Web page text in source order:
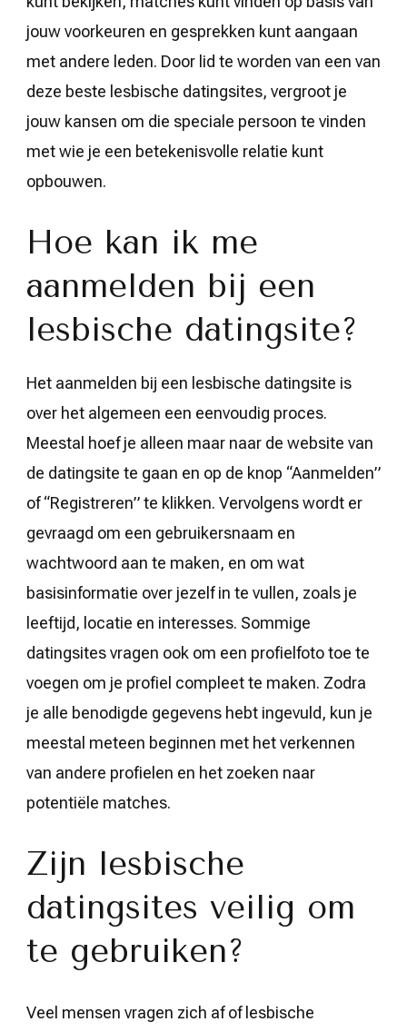
jouw voorkeuren en gesprekken kunt aangaan
met andere leden. Door lid te worden van een van
deze beste lesbische datingsites, vergroot je
jouw kansen om die speciale persoon te vinden
met wie je een betekenisvolle relatie kunt
opbouwen.
Hoe kan ik me
aanmelden bij een
lesbische datingsite?
Het aanmelden bij een lesbische datingsite is
over het algemeen een eenvoudig proces.
Meestal hoef je alleen maar naar de website van
de datingsite te gaan en op de knop “Aanmelden”
of “Registreren” te klikken. Vervolgens wordt er
gevraagd om een gebruikersnaam en
wachtwoord aan te maken, en om wat
basisinformatie over jezelf in te vullen, zoals je
leeftijd, locatie en interesses. Sommige
datingsites vragen ook om een profielfoto toe te
voegen om je profiel compleet te maken. Zodra
je alle benodigde gegevens hebt ingevuld, kun je
meestal meteen beginnen met het verkennen
van andere profielen en het zoeken naar
potentiële matches.
Zijn lesbische
datingsites veilig om
te gebruiken?
Veel mensen vragen zich af of lesbische